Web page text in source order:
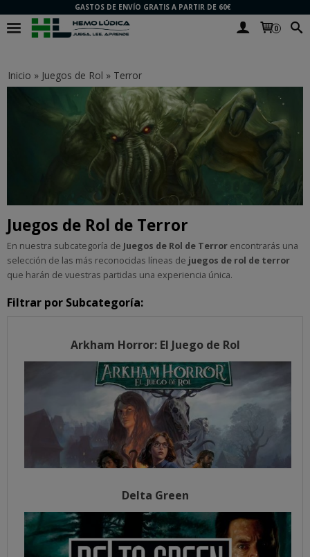
GASTOS DE ENVÍO GRATIS A PARTIR DE 60€
0
Inicio » Juegos de Rol » Terror
Juegos de Rol de Terror
En nuestra subcategoría de Juegos de Rol de Terror encontrarás una
selección de las más reconocidas líneas de juegos de rol de terror
que harán de vuestras partidas una experiencia única.
Filtrar por Subcategoría:
Arkham Horror: El Juego de Rol
Delta Green